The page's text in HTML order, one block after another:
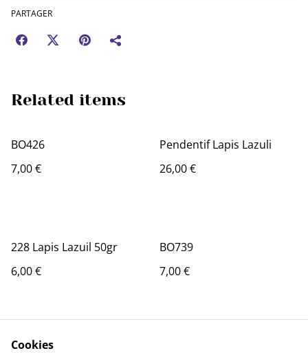
PARTAGER
Related items
BO426
7,00 €
Pendentif Lapis Lazuli
26,00 €
228 Lapis Lazuil 50gr
6,00 €
BO739
7,00 €
Cookies